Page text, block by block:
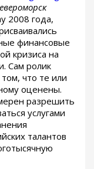
2008 года,
финансовые
кризиса на
Сам ролик
что те или
оценены.
разрешить
услугами
талантов